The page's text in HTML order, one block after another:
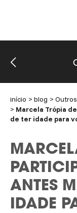
início blog
Outros
Marcela Trópia
de ter idade para
ANTES
IDADE